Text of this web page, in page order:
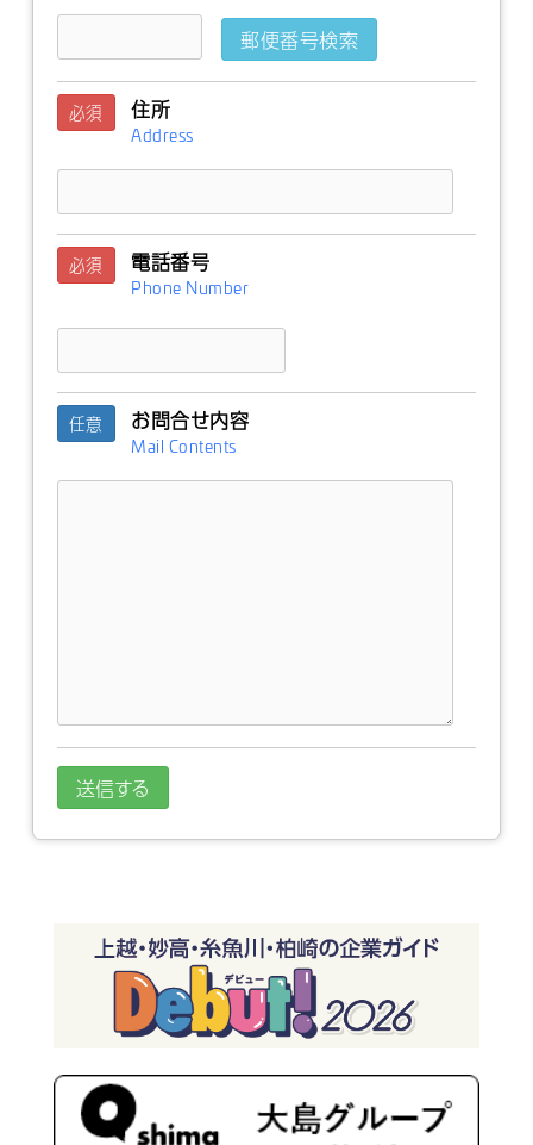
郵便番号検索
必須 住所
Address
必須 電話番号
Phone Number
任意 お問合せ内容
Mail Contents